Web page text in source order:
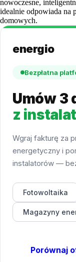
nowoczesne,
idealnie odpowiada na
domowych.
energio
Bezpłatna
Umów 3
z
Wgraj fakturę za
energetyczny i
instalatorów —
Fotowoltaika
Magazyny
Porównaj